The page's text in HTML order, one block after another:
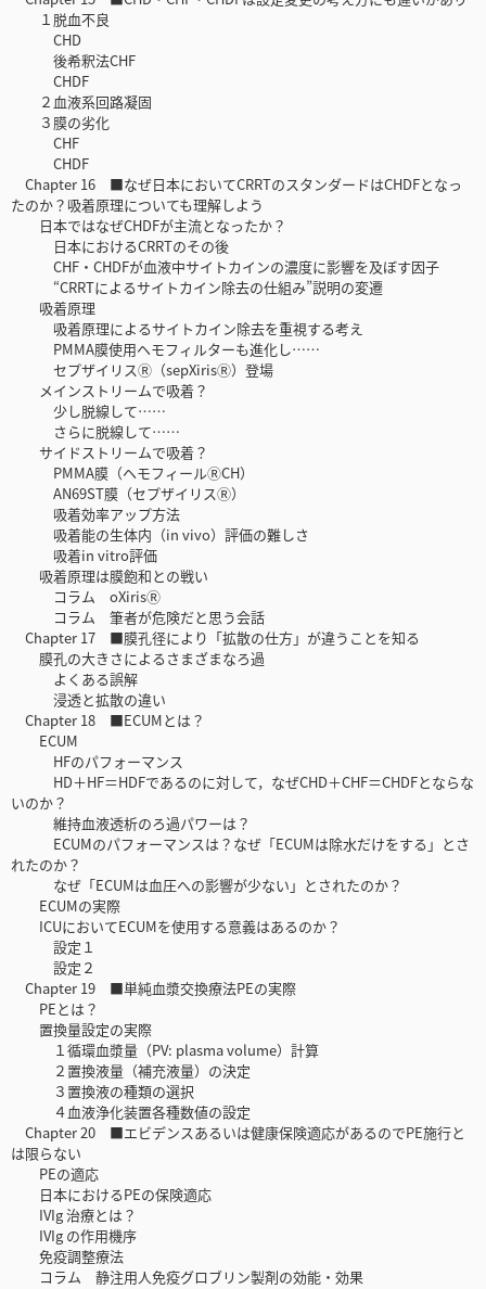
１脱血不良
CHD
後希釈法CHF
CHDF
２血液系回路凝固
３膜の劣化
CHF
CHDF
Chapter 16 ■なぜ日本においてCRRTのスタンダードはCHDFとなっ
たのか？吸着原理についても理解しよう
日本ではなぜCHDFが主流となったか？
日本におけるCRRTのその後
CHF・CHDFが血液中サイトカインの濃度に影響を及ぼす因子
“CRRTによるサイトカイン除去の仕組み”説明の変遷
吸着原理
吸着原理によるサイトカイン除去を重視する考え
PMMA膜使用ヘモフィルターも進化し……
セプザイリスⓇ（sepXirisⓇ）登場
メインストリームで吸着？
少し脱線して……
さらに脱線して……
サイドストリームで吸着？
PMMA膜（ヘモフィールⓇCH）
AN69ST膜（セプザイリスⓇ）
吸着効率アップ方法
吸着能の生体内（in vivo）評価の難しさ
吸着in vitro評価
吸着原理は膜飽和との戦い
コラム oXirisⓇ
コラム 筆者が危険だと思う会話
Chapter 17 ■膜孔径により「拡散の仕方」が違うことを知る
膜孔の大きさによるさまざまなろ過
よくある誤解
浸透と拡散の違い
Chapter 18 ■ECUMとは？
ECUM
HFのパフォーマンス
HD＋HF＝HDFであるのに対して，なぜCHD＋CHF＝CHDFとならな
いのか？
維持血液透析のろ過パワーは？
ECUMのパフォーマンスは？なぜ「ECUMは除水だけをする」とさ
れたのか？
なぜ「ECUMは血圧への影響が少ない」とされたのか？
ECUMの実際
ICUにおいてECUMを使用する意義はあるのか？
設定１
設定２
Chapter 19 ■単純血漿交換療法PEの実際
PEとは？
置換量設定の実際
１循環血漿量（PV: plasma volume）計算
２置換液量（補充液量）の決定
３置換液の種類の選択
４血液浄化装置各種数値の設定
Chapter 20 ■エビデンスあるいは健康保険適応があるのでPE施行と
は限らない
PEの適応
日本におけるPEの保険適応
IVIg 治療とは？
IVIg の作用機序
免疫調整療法
コラム 静注用人免疫グロブリン製剤の効能・効果